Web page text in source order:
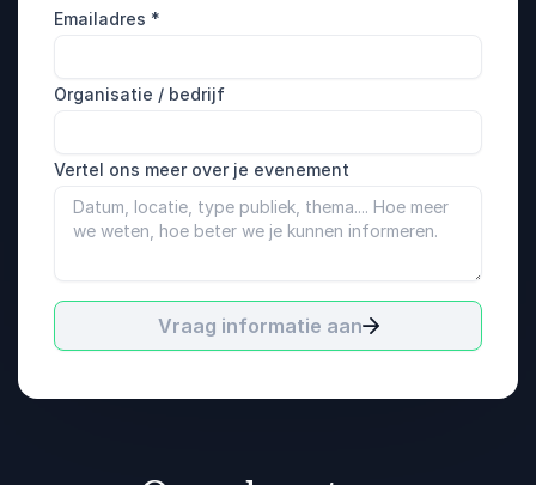
Emailadres *
Organisatie / bedrijf
Vertel ons meer over je evenement
Vraag informatie aan